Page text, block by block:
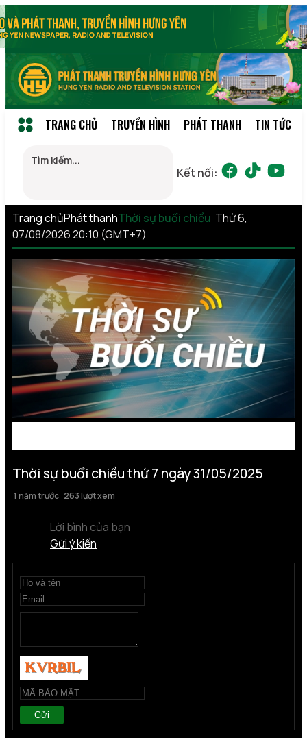
TRANG CHỦ TRUYỀN HÌNH PHÁT THANH TIN TỨC
Kết nối:
Trang chủPhát thanhThời sự buổi chiều Thứ 6,
07/08/2026 20:10 (GMT+7)
Thời sự buổi chiều thứ 7 ngày 31/05/2025
1 năm trước 263 lượt xem
Lời bình của bạn
Gửi ý kiến
Gửi